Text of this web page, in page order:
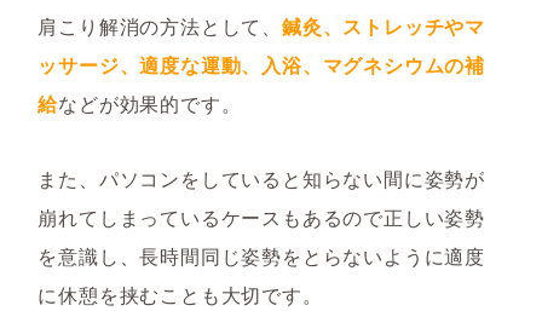
肩こり解消の方法として、 鍼灸、ストレッチやマ
ッサージ、適度な運動、入浴、マグネシウムの補
給などが効果的です。
また、パソコンをしていると知らない間に姿勢が
崩れてしまっているケースもあるので正しい姿勢
を意識し、長時間同じ姿勢をとらないように適度
に休憩を挟むことも大切です。